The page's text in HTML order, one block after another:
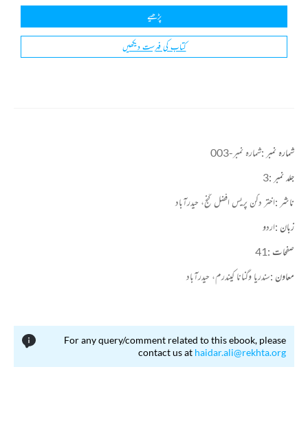
پڑھیے
کتاب کی فہرست دیکھیں
شمارہ نمبر :شمارہ نمبر-003
جلد نمبر :3
ناشر :اختر دکن پریس افضل گنج، حیدرآباد
زبان :اردو
صفحات :41
معاون :سندریا وگنانا کیندرم، حیدرآباد
For any query/comment related to this ebook, please
contact us at haidar.ali@rekhta.org